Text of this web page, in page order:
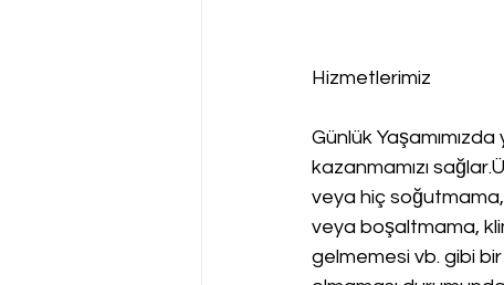
Hizmetlerimiz
Günlük
kazanmamızı
veya hiç soğutmama,
veya boşaltmama,
gelmemesi vb. gibi bir